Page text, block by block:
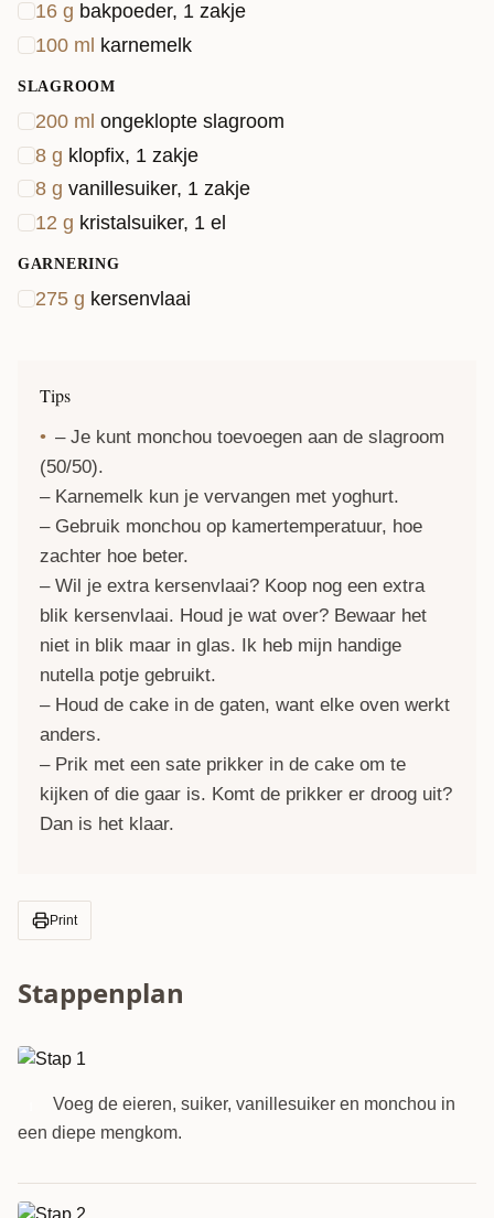
16 g bakpoeder, 1 zakje
100 ml karnemelk
SLAGROOM
200 ml ongeklopte slagroom
8 g klopfix, 1 zakje
8 g vanillesuiker, 1 zakje
12 g kristalsuiker, 1 el
GARNERING
275 g kersenvlaai
Tips
– Je kunt monchou toevoegen aan de slagroom
(50/50).
– Karnemelk kun je vervangen met yoghurt.
– Gebruik monchou op kamertemperatuur, hoe
zachter hoe beter.
– Wil je extra kersenvlaai? Koop nog een extra
blik kersenvlaai. Houd je wat over? Bewaar het
niet in blik maar in glas. Ik heb mijn handige
nutella potje gebruikt.
– Houd de cake in de gaten, want elke oven werkt
anders.
– Prik met een sate prikker in de cake om te
kijken of die gaar is. Komt de prikker er droog uit?
Dan is het klaar.
Print
Stappenplan
Voeg de eieren, suiker, vanillesuiker en monchou in
een diepe mengkom.